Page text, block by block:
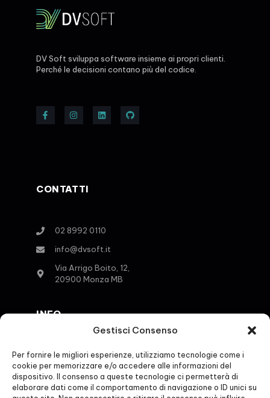
Gestisci Consenso
Per fornire le migliori esperienze, utilizziamo tecnologie come i
cookie per memorizzare e/o accedere alle informazioni del
dispositivo. Il consenso a queste tecnologie ci permetterà di
elaborare dati come il comportamento di navigazione o ID unici su
DV Soft sviluppa software insieme ai propri clienti.
Perché le decisioni contano più del codice.
CONTATTI
02 8992 0110
info@dvsoft.it
Via Arrigo Boito, 12,
20900 Monza MB
INFO
Contatti
Privacy Policy
Cookie Policy